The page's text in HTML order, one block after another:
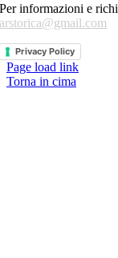
Per informazioni e
arstorica@gmail.com
Privacy Policy
Page load link
Torna in cima